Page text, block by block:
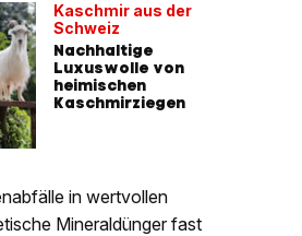
Kaschmir aus der
Schweiz
Nachhaltige
Luxuswolle von
heimischen
Kaschmirziegen
in wertvollen
Mineraldünger fast